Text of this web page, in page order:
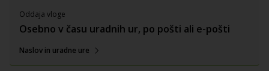
Oddaja vloge
Osebno v času uradnih ur, po pošti ali e-pošti
Naslov in uradne ure